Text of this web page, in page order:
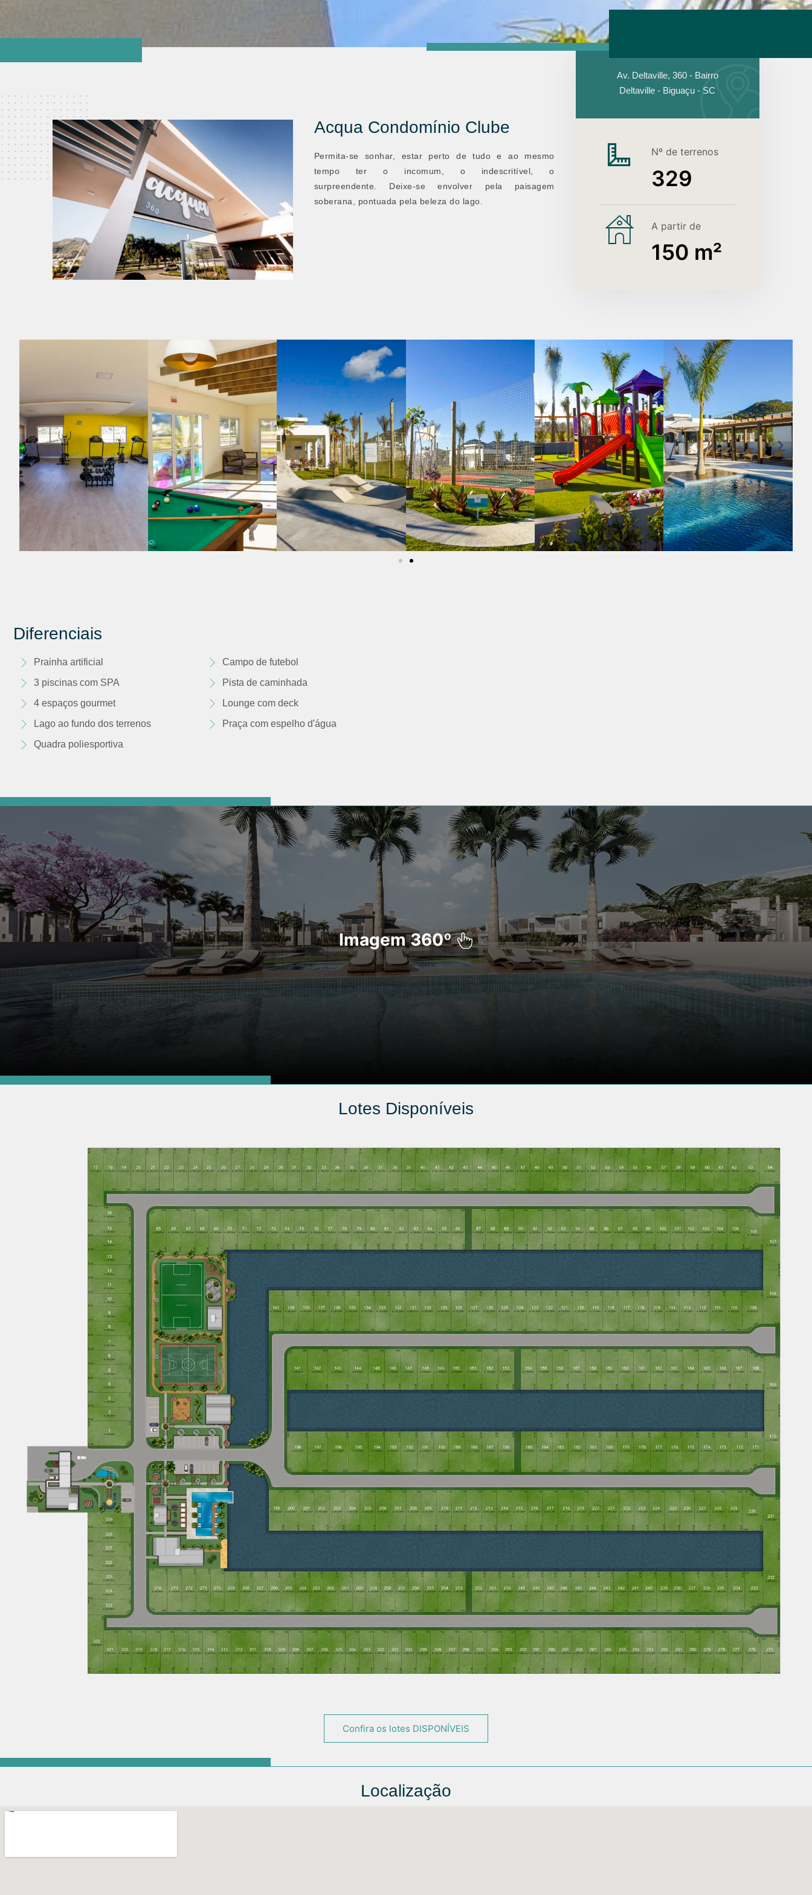
Acqua Condomínio Clube
Permita-se sonhar, estar perto de tudo e ao mesmo
tempo ter o incomum, o indescritível, o
surpreendente. Deixe-se envolver pela paisagem
soberana, pontuada pela beleza do lago.
Av. Deltaville, 360 - Bairro
Deltaville - Biguaçu - SC
Nº de terrenos
329
A partir de
150 m²
Diferenciais
Prainha artificial
3 piscinas com SPA
4 espaços gourmet
Lago ao fundo dos terrenos
Quadra poliesportiva
Campo de futebol
Pista de caminhada
Lounge com deck
Praça com espelho d'água
Imagem 360º
Lotes Disponíveis
Confira os lotes DISPONÍVEIS
Localização